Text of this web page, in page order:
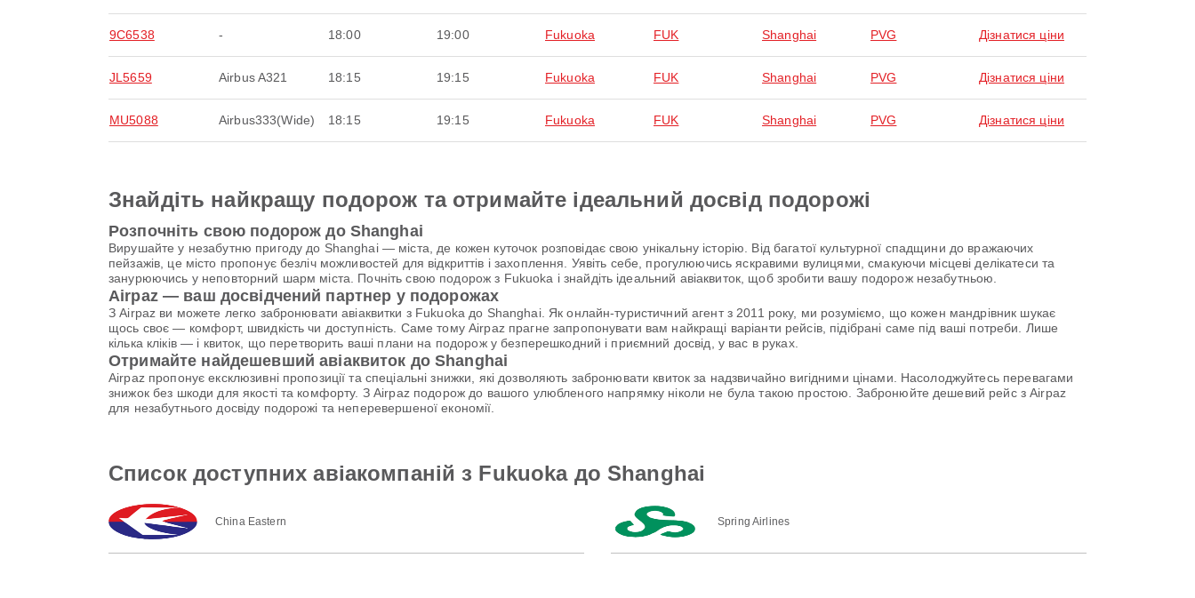
9C6538 - 18:00 19:00 Fukuoka FUK Shanghai PVG Дізнатися ціни
JL5659 Airbus A321 18:15 19:15 Fukuoka FUK Shanghai PVG Дізнатися ціни
MU5088 Airbus333(Wide) 18:15 19:15 Fukuoka FUK Shanghai PVG Дізнатися ціни
Знайдіть найкращу подорож та отримайте ідеальний досвід подорожі
Розпочніть свою подорож до Shanghai
Вирушайте у незабутню пригоду до Shanghai — міста, де кожен куточок розповідає свою унікальну історію. Від багатої культурної спадщини до вражаючих
пейзажів, це місто пропонує безліч можливостей для відкриттів і захоплення. Уявіть себе, прогулюючись яскравими вулицями, смакуючи місцеві делікатеси та
занурюючись у неповторний шарм міста. Почніть свою подорож з Fukuoka і знайдіть ідеальний авіаквиток, щоб зробити вашу подорож незабутньою.
Airpaz — ваш досвідчений партнер у подорожах
З Airpaz ви можете легко забронювати авіаквитки з Fukuoka до Shanghai. Як онлайн-туристичний агент з 2011 року, ми розуміємо, що кожен мандрівник шукає
щось своє — комфорт, швидкість чи доступність. Саме тому Airpaz прагне запропонувати вам найкращі варіанти рейсів, підібрані саме під ваші потреби. Лише
кілька кліків — і квиток, що перетворить ваші плани на подорож у безперешкодний і приємний досвід, у вас в руках.
Отримайте найдешевший авіаквиток до Shanghai
Airpaz пропонує ексклюзивні пропозиції та спеціальні знижки, які дозволяють забронювати квиток за надзвичайно вигідними цінами. Насолоджуйтесь перевагами
знижок без шкоди для якості та комфорту. З Airpaz подорож до вашого улюбленого напрямку ніколи не була такою простою. Забронюйте дешевий рейс з Airpaz
для незабутнього досвіду подорожі та неперевершеної економії.
Список доступних авіакомпаній з Fukuoka до Shanghai
China Eastern Spring Airlines